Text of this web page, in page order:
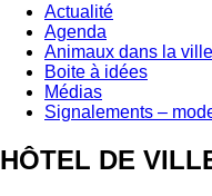
Actualité
Agenda
Animaux dans la ville
Boite à idées
Médias
Signalements –
HÔTEL DE